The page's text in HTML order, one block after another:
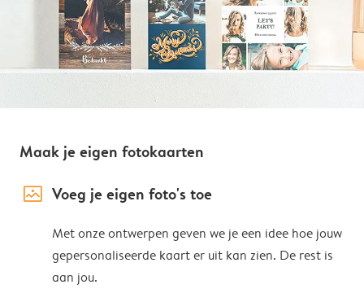
Maak je eigen fotokaarten
image_placeholder Voeg je eigen foto's toe
Met onze ontwerpen geven we je een idee hoe jouw
gepersonaliseerde kaart er uit kan zien. De rest is
aan jou.